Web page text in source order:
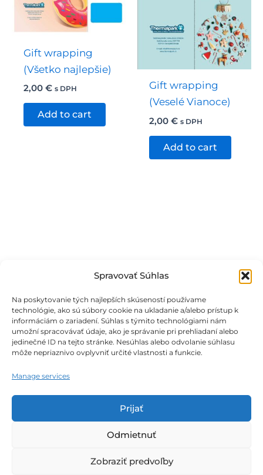
Spravovať Súhlas
Na poskytovanie tých najlepších skúseností používame
technológie, ako sú súbory cookie na ukladanie a/alebo prístup k
informáciám o zariadení. Súhlas s týmito technológiami nám
umožní spracovávať údaje, ako je správanie pri prehliadaní alebo
jedinečné ID na tejto stránke. Nesúhlas alebo odvolanie súhlasu
môže nepriaznivo ovplyvniť určité vlastnosti a funkcie.
Manage services
Prijať
Odmietnuť
Zobraziť predvoľby
Gift wrapping
(Všetko najlepšie)
2,00€ s DPH
Add to cart
Gift wrapping
(Veselé Vianoce)
2,00€ s DPH
Add to cart
Zásady používania súborov cookie